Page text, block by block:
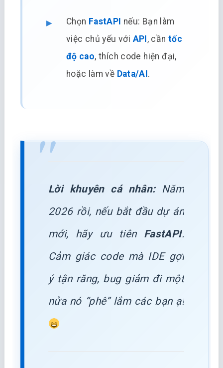
Chọn FastAPI nếu: Bạn làm
việc chủ yếu với API , cần tốc
độ cao, thích code hiện đại,
hoặc làm về Data/AI .
Lời khuyên cá nhân: Năm
2026 rồi, nếu bắt đầu dự án
mới, hãy ưu tiên
FastAPI.
Cảm giác code mà IDE gợi
ý tận răng, bug giảm đi một
nửa nó “phê” lắm các bạn ạ!